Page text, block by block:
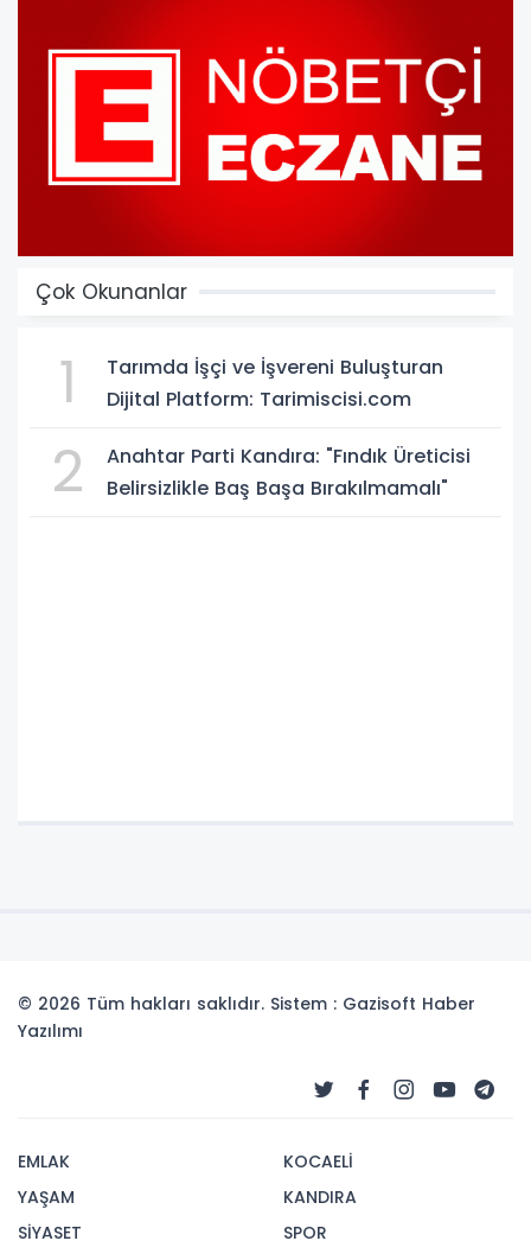
Çok Okunanlar
1
Tarımda İşçi ve İşvereni Buluşturan
Dijital Platform: Tarimiscisi.com
2
Anahtar Parti Kandıra: "Fındık Üreticisi
Belirsizlikle Baş Başa Bırakılmamalı"
© 2026 Tüm hakları saklıdır. Sistem : Gazisoft Haber
Yazılımı
EMLAK
YAŞAM
SİYASET
KOCAELİ
KANDIRA
SPOR